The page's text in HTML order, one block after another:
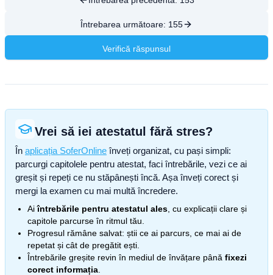
Întrebarea următoare: 155
Verifică răspunsul
Vrei să iei atestatul fără stres?
În aplicația SoferOnline înveți organizat, cu pași simpli:
parcurgi capitolele pentru atestat, faci întrebările, vezi ce ai
greșit și repeți ce nu stăpânești încă. Așa înveți corect și
mergi la examen cu mai multă încredere.
Aiîntrebările pentru atestatul ales , cu explicații clare și
capitole parcurse în ritmul tău.
Progresul rămâne salvat: știi ce ai parcurs, ce mai ai de
repetat și cât de pregătit ești.
Întrebările greșite revin în mediul de învățare până fixezi
corect informația